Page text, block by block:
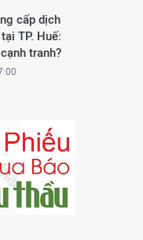
cấp dịch
TP. Huế:
tranh?